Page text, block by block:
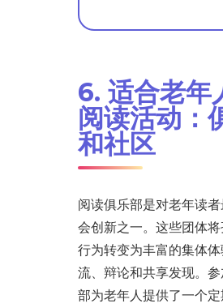
6. 适合老年
阅读活动：
和社区
阅读俱乐部是对老年读
会创新之一。这些团体
行为转变为丰富的集体
流、辩论和共享发现。
部为老年人提供了一个